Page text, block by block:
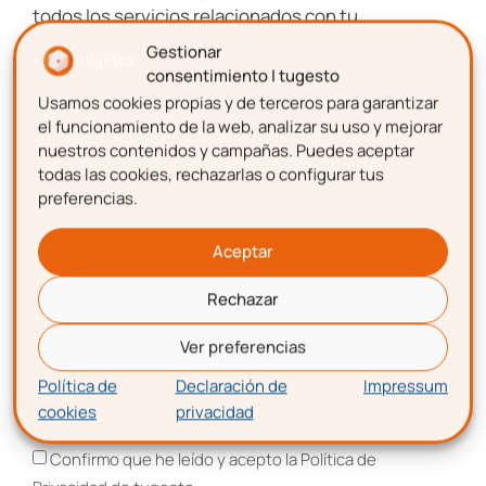
Gestionar
consentimiento | tugesto
Usamos cookies propias y de terceros para garantizar
el funcionamiento de la web, analizar su uso y mejorar
nuestros contenidos y campañas. Puedes aceptar
todas las cookies, rechazarlas o configurar tus
preferencias.
Aceptar
Rechazar
Ver preferencias
Política de
cookies
Declaración de
privacidad
Impressum
Suscríbete y forma parte del
EMPRENDEDORES
Artículos, guías, recursos y consejosde
expertos.
Promociones, publicidad e información
Apellidos
todos los servicios relacionados con tu
emprendimiento.
Nombre
Apellidos
Correo electrónico
Aceptación de términos y condiciones
Confirmo que he leído y acepto la Política de